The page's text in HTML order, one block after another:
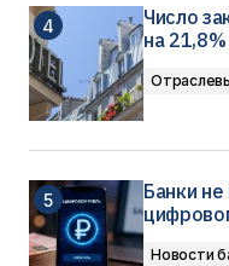
Число
на 21,8%
Банки
Новости